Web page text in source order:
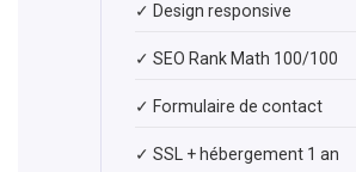
✓ Design responsive
✓ SEO Rank Math 100/100
✓ Formulaire de contact
✓ SSL + hébergement 1 an